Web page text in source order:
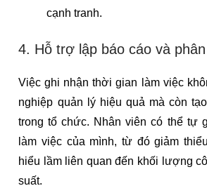
cạnh tranh.
4. Hỗ trợ lập báo cáo và
Việc ghi nhận thời gian làm việc
nghiệp quản lý hiệu quả mà còn
trong tổ chức. Nhân viên có thể tự
làm việc của mình, từ đó giảm
hiểu lầm liên quan đến khối lượng
suất.